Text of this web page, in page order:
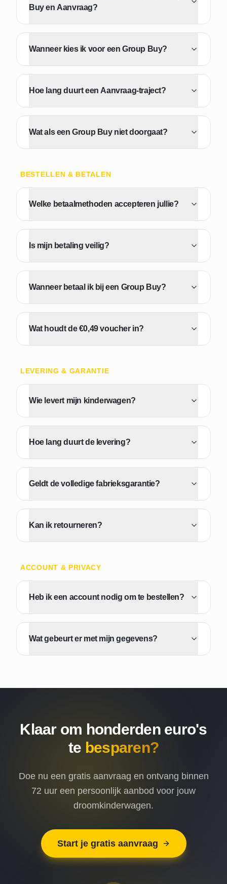
Buy en Aanvraag?
Wanneer kies ik voor een Group Buy?
Hoe lang duurt een Aanvraag-traject?
Wat als een Group Buy niet doorgaat?
BESTELLEN & BETALEN
Welke betaalmethoden accepteren jullie?
Is mijn betaling veilig?
Wanneer betaal ik bij een Group Buy?
Wat houdt de €0,49 voucher in?
LEVERING & GARANTIE
Wie levert mijn kinderwagen?
Hoe lang duurt de levering?
Geldt de volledige fabrieksgarantie?
Kan ik retourneren?
ACCOUNT & PRIVACY
Heb ik een account nodig om te bestellen?
Wat gebeurt er met mijn gegevens?
Klaar om honderden euro's
te besparen?
Doe nu een gratis aanvraag en ontvang binnen
72 uur een persoonlijk aanbod voor jouw
droomkinderwagen.
Start je gratis aanvraag